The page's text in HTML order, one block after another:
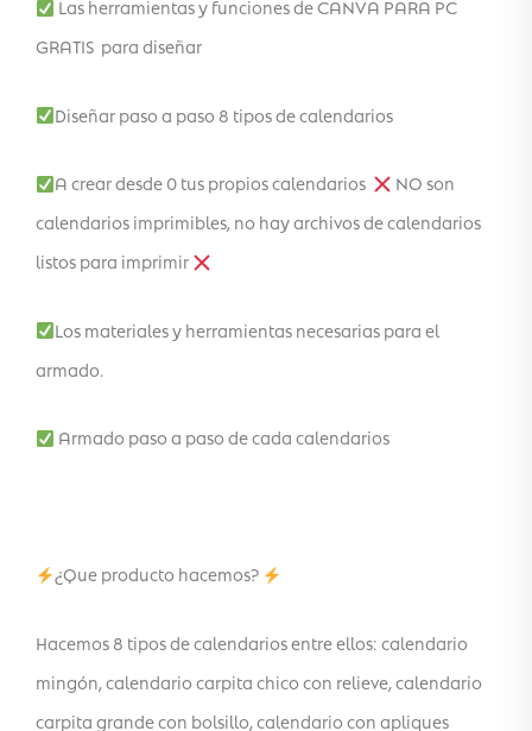
Las herramientas y funciones de CANVA PARA PC
GRATIS para diseñar
Diseñar paso a paso 8 tipos de calendarios
A crear desde 0 tus propios calendarios
NO son
calendarios imprimibles, no hay archivos de calendarios
listos para imprimir
Los materiales y herramientas necesarias para el
armado.
Armado paso a paso de cada calendarios
¿Que producto hacemos?
Hacemos 8 tipos de calendarios entre ellos: calendario
mingón, calendario carpita chico con relieve, calendario
carpita grande con bolsillo, calendario con apliques